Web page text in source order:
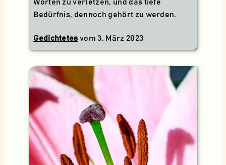
Worten zu verletzen, und das tiefe
Bedürfnis, dennoch gehört zu werden.
Gedichtetes vom3. März 2023